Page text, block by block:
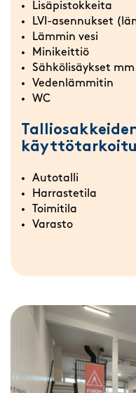
Lisäpistokkeita
LVI-asennukset
Lämmin vesi
Minikeittiö
Sähkölisäykset
Vedenlämmitin
WC
Autotalli
Harrastetila
Toimitila
Varasto